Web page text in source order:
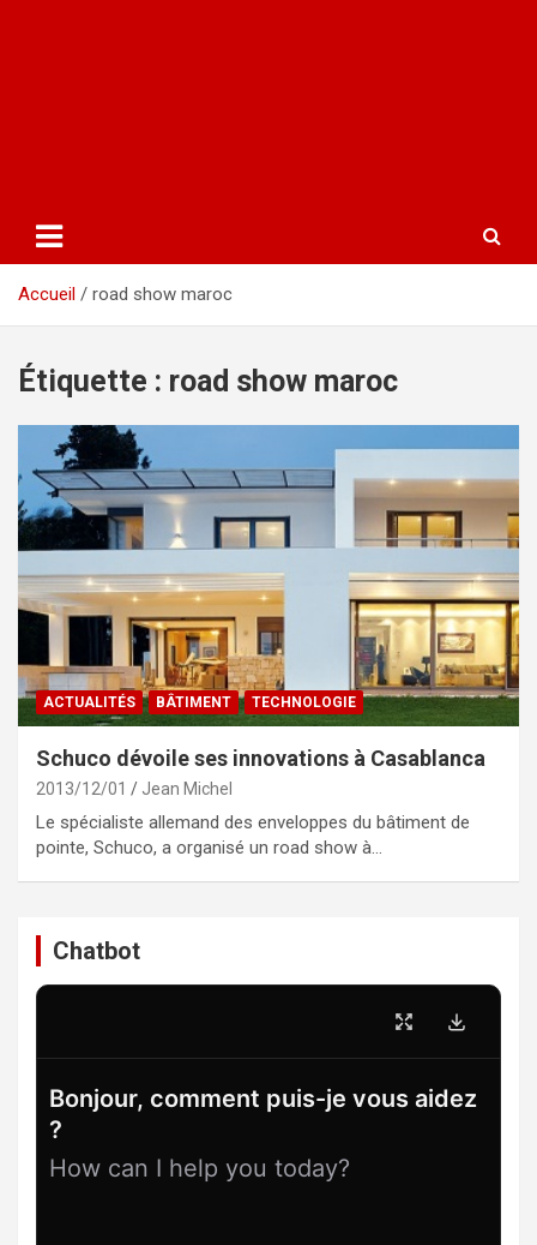
Accueil road show maroc
Étiquette : road show maroc
ACTUALITÉS BÂTIMENT TECHNOLOGIE
Schuco dévoile ses innovations à Casablanca
2013/12/01 Jean Michel
Le spécialiste allemand des enveloppes du bâtiment de
pointe, Schuco, a organisé un road show à…
Chatbot
Bonjour, comment puis-je vous aidez
?
How can I help you today?